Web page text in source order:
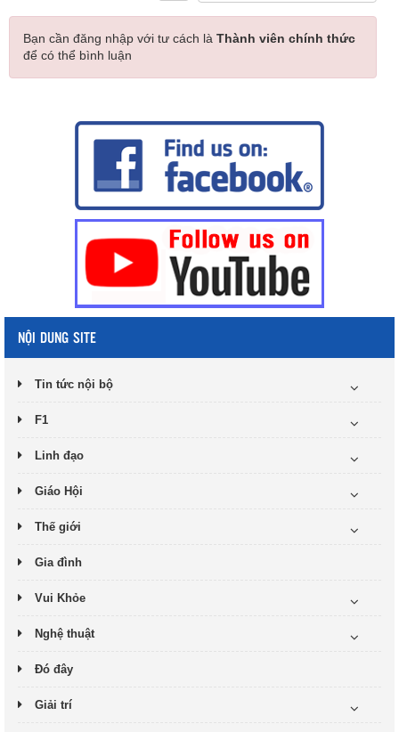
Bạn cần đăng nhập với tư cách là Thành viên chính thức
để có thể bình luận
NỘI DUNG SITE
Tin tức nội bộ
F1
Linh đạo
Giáo Hội
Thế giới
Gia đình
Vui Khỏe
Nghệ thuật
Đó đây
Giải trí